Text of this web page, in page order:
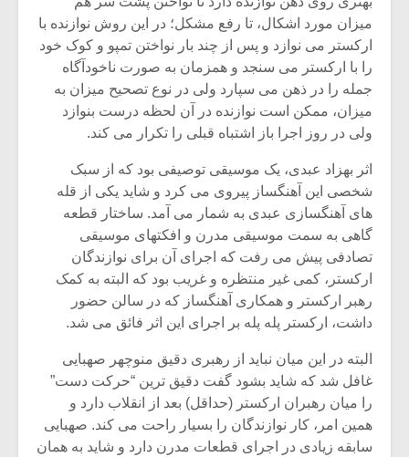
میزان مورد اشکال، تا رفع مشکل؛ در این روش نوازنده با
ارکستر می نوازد و پس از چند بار نواختن تمپو و کوک خود
را با ارکستر می سنجد و همزمان به صورت ناخودآگاه
جمله را در ذهن می سپارد ولی در نوع تصحیح میزان به
میزان، ممکن است نوازنده در آن لحظه درست بنوازد
ولی در روز اجرا باز اشتباه قبلی را تکرار می کند.
اثر بهزاد عبدی، یک موسیقی توصیفی بود که از سبک
شخصی این آهنگساز پیروی می کرد و شاید یکی از قله
های آهنگسازی عبدی به شمار می آمد. ساختار قطعه
گاهی به سمت موسیقی مدرن و افکتهای موسیقی
تصادفی پیش می رفت که اجرای آن برای نوازندگان
ارکستر، کمی غیر منتظره و غریب بود که البته به کمک
رهبر ارکستر و همکاری آهنگساز که در سالن حضور
داشت، ارکستر پله پله بر اجرای این اثر فائق می شد.
البته در این میان نباید از رهبری دقیق منوچهر صهبایی
غافل شد که شاید بشود گفت دقیق ترین “حرکت دست”
را میان رهبران ارکستر (حداقل) بعد از انقلاب دارد و
همین امر، کار نوازندگان را بسیار راحت می کند. صهبایی
سابقه زیادی در اجرای قطعات مدرن دارد و شاید به همان